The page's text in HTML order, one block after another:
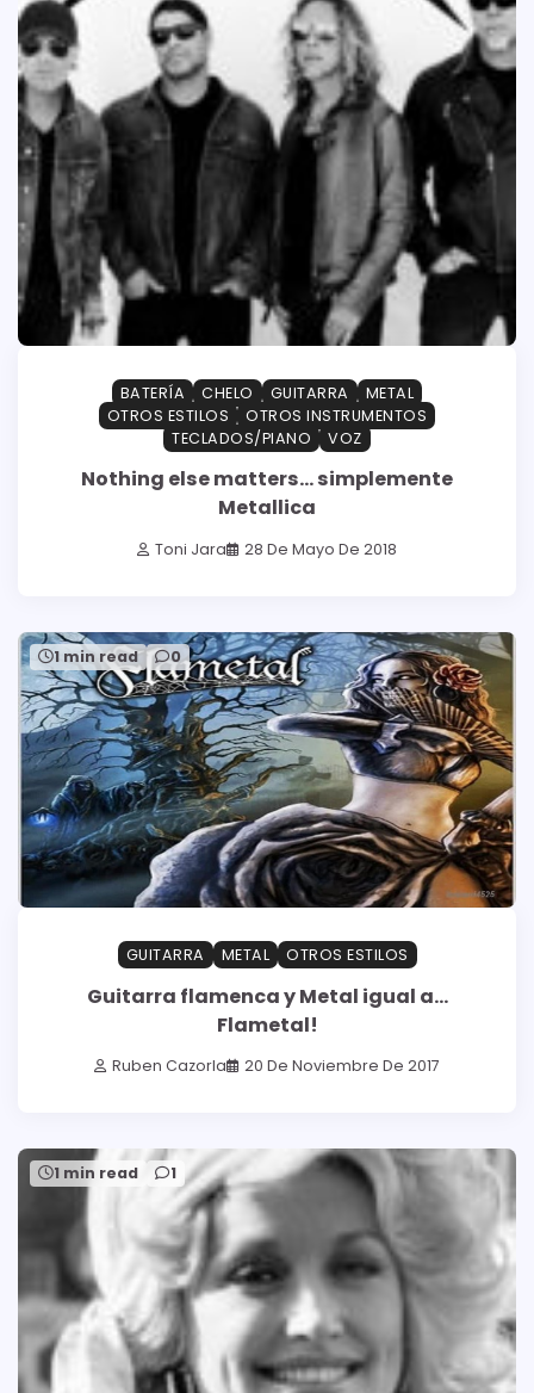
BATERÍA CHELO GUITARRA
METAL
OTROS ESTILOS
OTROS INSTRUMENTOS
TECLADOS/PIANO
VOZ
Nothing else matters… simplemente
Metallica
Toni Jara 28 De Mayo De 2018
1 min read 0
GUITARRA METAL OTROS ESTILOS
Guitarra flamenca y Metal igual a…
Flametal!
Ruben Cazorla 20 De Noviembre De 2017
1 min read 1